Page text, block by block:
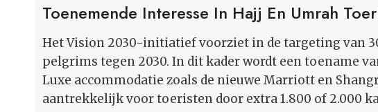
Toenemende Interesse In Hajj En Umrah
Het Vision 2030-initiatief voorziet in de targeting van
pelgrims tegen 2030. In dit kader wordt een toename
Luxe accommodatie zoals de nieuwe Marriott en
aantrekkelijk voor toeristen door extra 1.800 of 2.000